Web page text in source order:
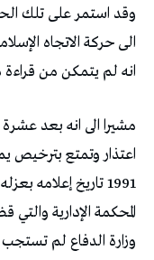
الی حركة الاتجاه
انه لم یتمكن من
مشيرا الى انه بعد
اعتذار وتمتع بترخيص
1991 تاریخ
المحكمة الإداریة
وزارة الدفاع لم تستجب